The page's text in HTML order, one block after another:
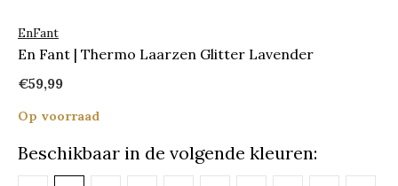
EnFant
En Fant | Thermo Laarzen Glitter Lavender
€59,99
Op voorraad
Beschikbaar in de volgende kleuren: